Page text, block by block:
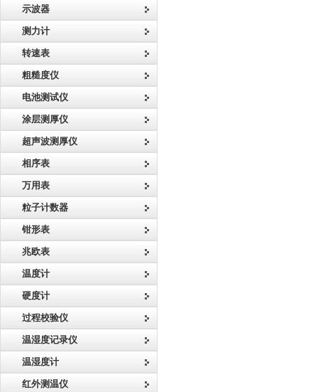
示波器
测力计
转速表
粗糙度仪
电池测试仪
涂层测厚仪
超声波测厚仪
相序表
万用表
粒子计数器
钳形表
兆欧表
温度计
硬度计
过程校验仪
温湿度记录仪
温湿度计
红外测温仪